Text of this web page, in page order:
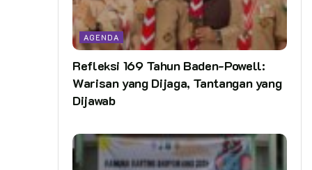
AGENDA
Refleksi 169 Tahun Baden-Powell:
Warisan yang Dijaga, Tantangan yang
Dijawab